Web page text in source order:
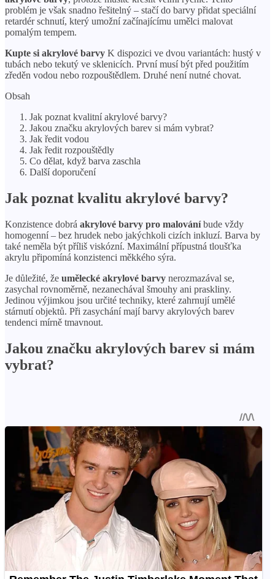
problém je však snadno řešitelný – stačí do barvy přidat speciální
retardér schnutí, který umožní začínajícímu umělci malovat
pomalým tempem.
Kupte si akrylové barvy K dispozici ve dvou variantách: hustý v
tubách nebo tekutý ve sklenicích. První musí být před použitím
zředěn vodou nebo rozpouštědlem. Druhé není nutné chovat.
Obsah
Jak poznat kvalitní akrylové barvy?
Jakou značku akrylových barev si mám vybrat?
Jak ředit vodou
Jak ředit rozpouštědly
Co dělat, když barva zaschla
Další doporučení
Jak poznat kvalitu akrylové barvy?
Konzistence dobrá akrylové barvy pro malováníbude vždy
homogenní – bez hrudek nebo jakýchkoli cizích inkluzí. Barva by
také neměla být příliš viskózní. Maximální přípustná tloušťka
akrylu připomíná konzistenci měkkého sýra.
Je důležité, že umělecké akrylové barvy nerozmazával se,
zasychal rovnoměrně, nezanechával šmouhy ani praskliny.
Jedinou výjimkou jsou určité techniky, které zahrnují umělé
stárnutí objektů. Při zasychání mají barvy akrylových barev
tendenci mírně tmavnout.
Jakou značku akrylových barev si mám
vybrat?